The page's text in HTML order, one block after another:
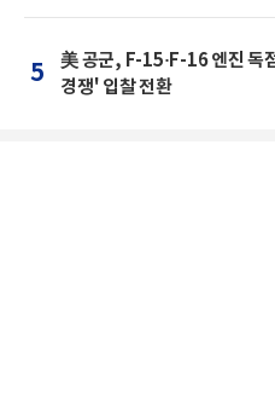
5
美 공군, F-15·F-16 엔진 독
경쟁' 입찰 전환